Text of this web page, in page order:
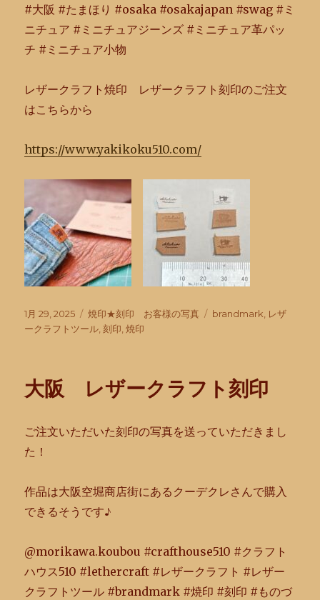
#大阪 #たまほり #osaka #osakajapan #swag #ミ
ニチュア #ミニチュアジーンズ #ミニチュア革パッ
チ #ミニチュア小物
レザークラフト焼印 レザークラフト刻印のご注文
はこちらから
https://www.yakikoku510.com/
投
稿
1月 29, 2025
カ
テ
焼印★刻印 お客様の写真
タ
brandmark レザ
ークラフトツール ,刻印 ,焼印
大阪 レザークラフト刻印
ご注文いただいた刻印の写真を送っていただきまし
た！
作品は大阪空堀商店街にあるクーデクレさんで購入
できるそうです♪
@morikawa.koubou #crafthouse510 #クラフト
ハウス510 #lethercraft #レザークラフト #レザー
クラフトツール #brandmark #焼印 #刻印 #ものづ